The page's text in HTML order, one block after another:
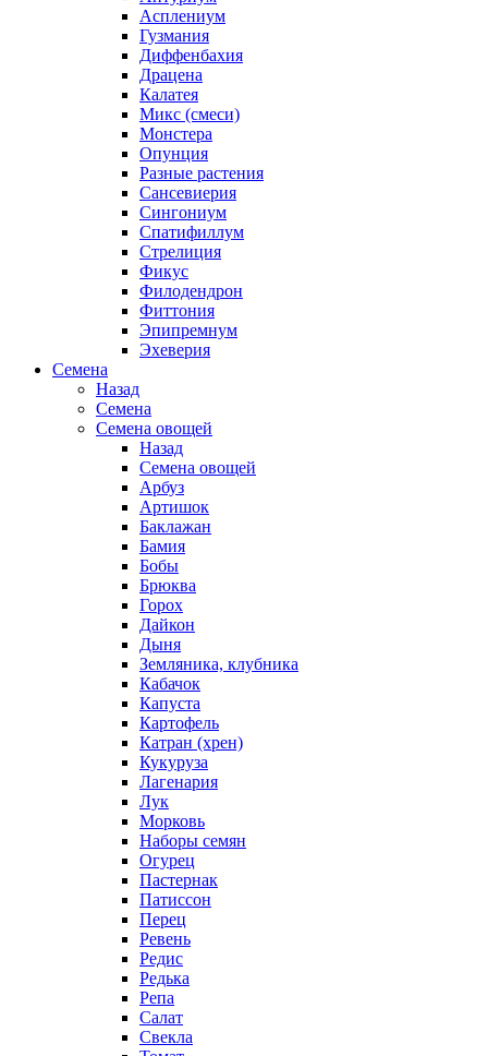
Асплениум
Гузмания
Диффенбахия
Драцена
Калатея
Микс (смеси)
Монстера
Опунция
Разные растения
Сансевиерия
Сингониум
Спатифиллум
Стрелиция
Фикус
Филодендрон
Фиттония
Эпипремнум
Эхеверия
Семена
Назад
Семена
Семена овощей
Назад
Семена овощей
Арбуз
Артишок
Баклажан
Бамия
Бобы
Брюква
Горох
Дайкон
Дыня
Земляника, клубника
Кабачок
Капуста
Картофель
Катран (хрен)
Кукуруза
Лагенария
Лук
Морковь
Наборы семян
Огурец
Пастернак
Патиссон
Перец
Ревень
Редис
Редька
Репа
Салат
Свекла